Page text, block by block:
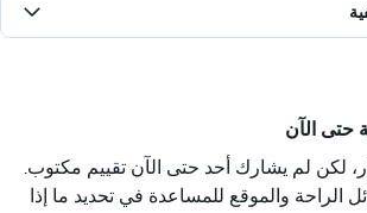
حتى الآن
لكن لم يشارك أحد حتى الآن تقييم مكتوب.
والموقع للمساعدة في تحديد ما إذا